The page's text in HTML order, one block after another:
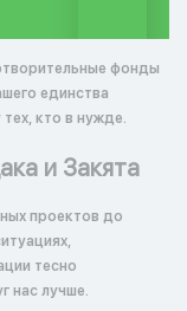
фонды
единства
кто в нужде.
и Закята
проектов до
тесно
нас лучше.